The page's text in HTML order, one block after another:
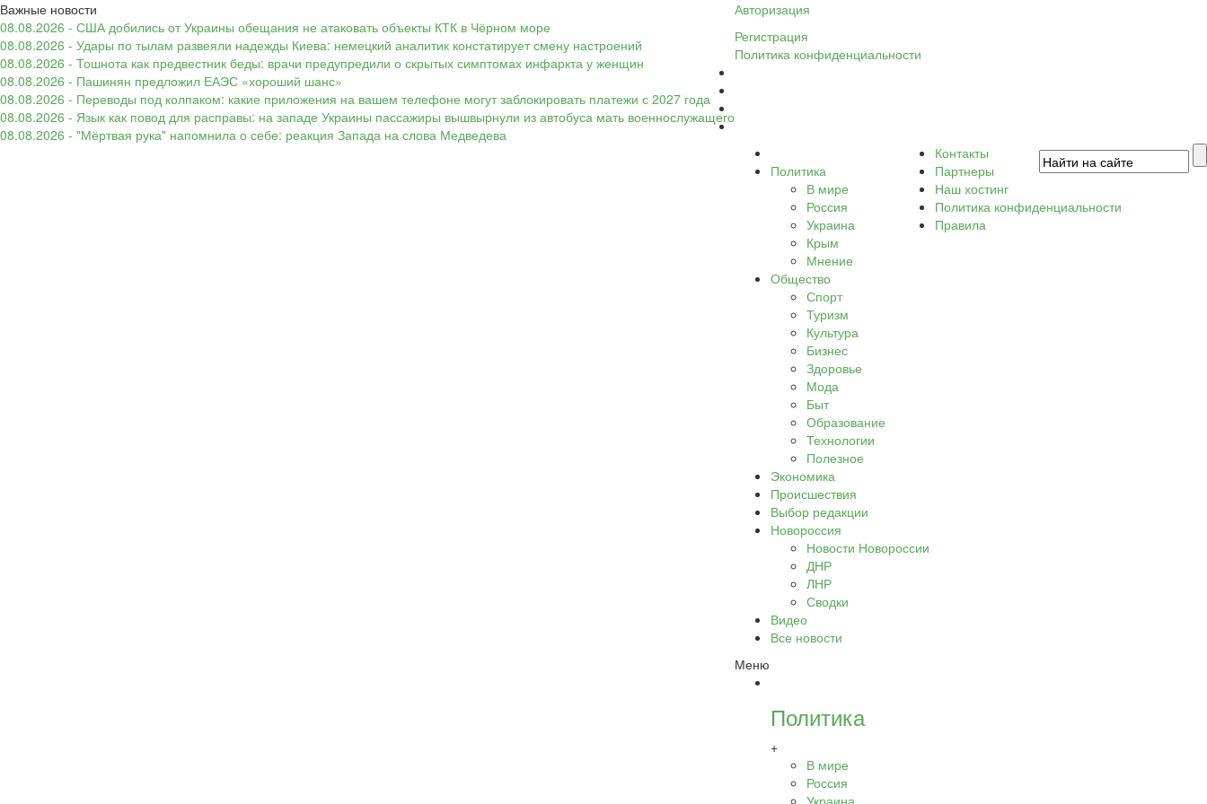
Важные новости
08.08.2026 - США добились от Украины обещания не атаковать объекты КТК в Чёрном море
08.08.2026 - Удары по тылам развеяли надежды Киева: немецкий аналитик констатирует смену настроений
08.08.2026 - Тошнота как предвестник беды: врачи предупредили о скрытых симптомах инфаркта у женщин
08.08.2026 - Пашинян предложил ЕАЭС «хороший шанс»
08.08.2026 - Переводы под колпаком: какие приложения на вашем телефоне могут заблокировать платежи с 2027 года
08.08.2026 - Язык как повод для расправы: на западе Украины пассажиры вышвырнули из автобуса мать военнослужащего
08.08.2026 - "Мёртвая рука" напомнила о себе: реакция Запада на слова Медведева
Авторизация
Регистрация
Политика конфиденциальности
Политика
В мире
Россия
Украина
Крым
Мнение
Общество
Спорт
Туризм
Культура
Бизнес
Здоровье
Мода
Быт
Образование
Технологии
Полезное
Экономика
Происшествия
Выбор редакции
Новороссия
Новости Новороссии
ДНР
ЛНР
Сводки
Видео
Все новости
Меню
Политика
+
В мире
Россия
Украина
Контакты
Партнеры
Наш хостинг
Политика конфиденциальности
Правила